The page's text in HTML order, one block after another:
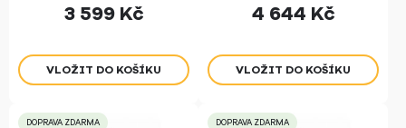
3 599 Kč 4 644 Kč
DOPRAVA ZDARMA DOPRAVA ZDARMA